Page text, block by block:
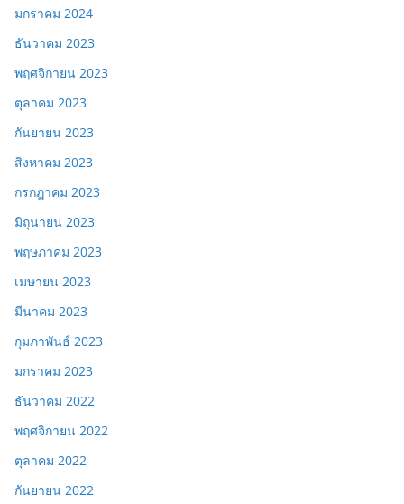
มกราคม 2024
ธันวาคม 2023
พฤศจิกายน 2023
ตุลาคม 2023
กันยายน 2023
สิงหาคม 2023
กรกฎาคม 2023
มิถุนายน 2023
พฤษภาคม 2023
เมษายน 2023
มีนาคม 2023
กุมภาพันธ์ 2023
มกราคม 2023
ธันวาคม 2022
พฤศจิกายน 2022
ตุลาคม 2022
กันยายน 2022